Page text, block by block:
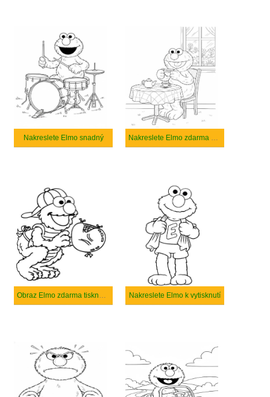
Nakreslete Elmo snadný Nakreslete Elmo zdarma snadný tisknutelné
Obraz Elmo zdarma tisknutelné Nakreslete Elmo k vytisknutí